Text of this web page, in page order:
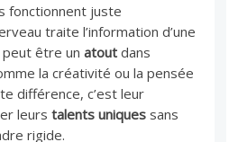
fonctionnent juste
traite l’information d’une
peut être unatout dans
la créativité ou la pensée
différence, c’est leur
leurstalents uniques sans
rigide.